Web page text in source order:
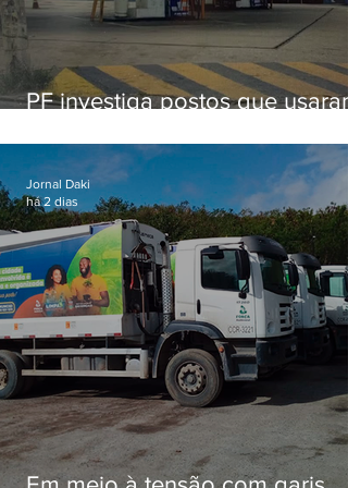
PF investiga postos que usaram
secretário morto em 2020
Jornal Daki
há 2 dias